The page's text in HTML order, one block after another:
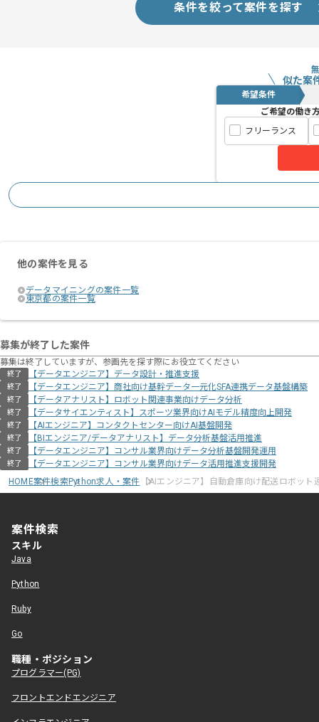
条件を絞って案件を探す
似た案
希望条件
ご希望の働き
フリーランス
他の案件を見る
データマイニングの案件一覧
東京都の案件一覧
募集が終了した案件
募集は終了していますが、参画先を探す際にお役立てください
終了 【データエンジニア】データ設計・推進支援
終了 【データエンジニア】商社向け基幹データ一元化SFA連携データ基盤構築
終了 【データアナリスト】ロボット関連事業向けデータ分析
終了 【データサイエンティスト】スポーツ業界向けAIモデル精度向上開発
終了 【AIエンジニア】コンタクトセンター向けAI基盤開発
終了 【BIエンジニア/データアナリスト】データ分析基盤活用推進
終了 【データエンジニア】コンサル業界向けデータ分析基盤開発運用
終了
【データエンジニア】コンサル業界向けデータ活用推進支援開発
HOME案件検索Python求人・案件 【AIエンジニア】自動倉庫向け配送ロボット
案件検索
スキル
Java
Python
Ruby
Go
職種・ポジション
プログラマー(PG)
フロントエンドエンジニア